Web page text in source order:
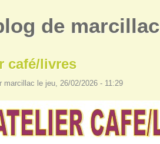
de marcillac
café/livres
marcillac le jeu, 26/02/2026 - 11:29